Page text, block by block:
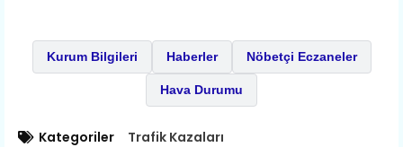
Kurum Bilgileri Haberler Nöbetçi Eczaneler
Hava Durumu
Kategoriler Trafik Kazaları